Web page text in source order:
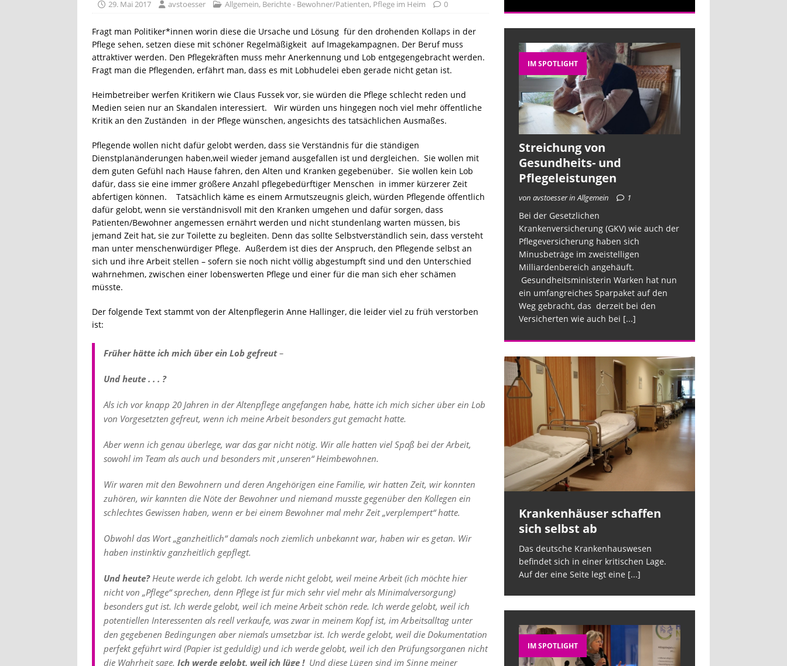
Brief einer verzweifelten Angehörigen
[ 25. Januar 2025 ] Pandemie-Aufarbeitung im Deutschlandfunk
CORONAMASSNAHMEN
[ 22. September 2017 ]
Gewalt in der Pflege – unter dem Deckmantel der Verschwiegenheit
GEWALT IN DER PFLEGE
29. Mai 2017 avstoesser Allgemein, Berichte - Bewohner/Patienten, Pflege im Heim 0
Fragt man Politiker*innen worin diese die Ursache und Lösung für den drohenden Kollaps in der
Pflege sehen, setzen diese mit schöner Regelmäßigkeit auf Imagekampagnen. Der Beruf muss
attraktiver werden. Den Pflegekräften muss mehr Anerkennung und Lob entgegengebracht werden.
Fragt man die Pflegenden, erfährt man, dass es mit Lobhudelei eben gerade nicht getan ist.
Heimbetreiber werfen Kritikern wie Claus Fussek vor, sie würden die Pflege schlecht reden und
Medien seien nur an Skandalen interessiert. Wir würden uns hingegen noch viel mehr öffentliche
Kritik an den Zuständen in der Pflege wünschen, angesichts des tatsächlichen Ausmaßes.
Pflegende wollen nicht dafür gelobt werden, dass sie Verständnis für die ständigen
Dienstplanänderungen haben,weil wieder jemand ausgefallen ist und dergleichen. Sie wollen mit
dem guten Gefühl nach Hause fahren, den Alten und Kranken gegebenüber. Sie wollen kein Lob
dafür, dass sie eine immer größere Anzahl pflegebedürftiger Menschen in immer kürzerer Zeit
abfertigen können. Tatsächlich käme es einem Armutszeugnis gleich, würden Pflegende öffentlich
dafür gelobt, wenn sie verständnisvoll mit den Kranken umgehen und dafür sorgen, dass
Patienten/Bewohner angemessen ernährt werden und nicht stundenlang warten müssen, bis
jemand Zeit hat, sie zur Toilette zu begleiten. Denn das sollte Selbstverständlich sein, dass versteht
man unter menschenwürdiger Pflege. Außerdem ist dies der Anspruch, den Pflegende selbst an
sich und ihre Arbeit stellen – sofern sie noch nicht völlig abgestumpft sind und den Unterschied
wahrnehmen, zwischen einer lobenswerten Pflege und einer für die man sich eher schämen
müsste.
Der folgende Text stammt von der Altenpflegerin Anne Hallinger, die leider viel zu früh verstorben
ist:
Früher hätte ich mich über ein Lob gefreut–
Und heute . . . ?
Als ich vor knapp 20 Jahren in der Altenpflege angefangen habe, hätte ich mich sicher über ein Lob
von Vorgesetzten gefreut, wenn ich meine Arbeit besonders gut gemacht hatte.
Aber wenn ich genau überlege, war das gar nicht nötig. Wir alle hatten viel Spaß bei der Arbeit,
sowohl im Team als auch und besonders mit ‚unseren“ Heimbewohnen.
Wir waren mit den Bewohnern und deren Angehörigen eine Familie, wir hatten Zeit, wir konnten
zuhören, wir kannten die Nöte der Bewohner und niemand musste gegenüber den Kollegen ein
schlechtes Gewissen haben, wenn er bei einem Bewohner mal mehr Zeit „verplempert“ hatte.
Obwohl das Wort „ganzheitlich“ damals noch ziemlich unbekannt war, haben wir es getan. Wir
haben instinktiv ganzheitlich gepflegt.
Und heute?Heute werde ich gelobt. Ich werde nicht gelobt, weil meine Arbeit (ich möchte hier
nicht von „Pflege“ sprechen, denn Pflege ist für mich sehr viel mehr als Minimalversorgung)
besonders gut ist. Ich werde gelobt, weil ich meine Arbeit schön rede. Ich werde gelobt, weil ich
potentiellen Interessenten als reell verkaufe, was zwar in meinem Kopf ist, im Arbeitsalltag unter
den gegebenen Bedingungen aber niemals umsetzbar ist. Ich werde gelobt, weil die Dokumentation
perfekt geführt wird (Papier ist geduldig) und ich werde gelobt, weil ich den Prüfungsorganen nicht
die Wahrheit sage. Ich werde gelobt, weil ich lüge !Und diese Lügen sind im Sinne meiner
IM SPOTLIGHT
Streichung von
Gesundheits- und
Pflegeleistungen
von avstoesser in Allgemein 1
Bei der Gesetzlichen
Krankenversicherung (GKV) wie auch der
Pflegeversicherung haben sich
Minusbeträge im zweistelligen
Milliardenbereich angehäuft.
Gesundheitsministerin Warken hat nun
ein umfangreiches Sparpaket auf den
Weg gebracht, das derzeit bei den
Versicherten wie auch bei [...]
Krankenhäuser schaffen
Auf der eine Seite legt eine[...]
Krankenhäuser schaffen
sich selbst ab
Das deutsche Krankenhauswesen
befindet sich in einer kritischen Lage.
Auf der eine Seite legt eine [...]
IM SPOTLIGHT